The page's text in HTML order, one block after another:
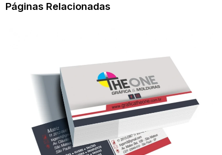
Páginas Relacionadas